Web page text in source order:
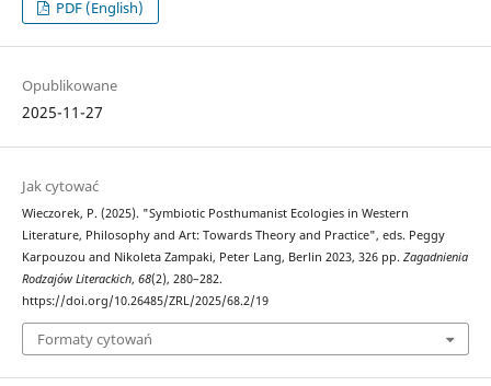
PDF (English)
Opublikowane
2025-11-27
Jak cytować
Wieczorek, P. (2025). "Symbiotic Posthumanist Ecologies in Western
Literature, Philosophy and Art: Towards Theory and Practice", eds. Peggy
Karpouzou and Nikoleta Zampaki, Peter Lang, Berlin 2023, 326 pp. Zagadnienia
Rodzajów Literackich, 68(2), 280–282.
https://doi.org/10.26485/ZRL/2025/68.2/19
Formaty cytowań